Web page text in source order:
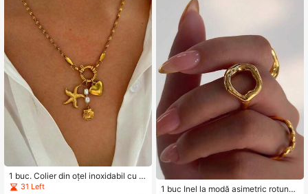
1 buc. Colier din oțel inoxidabil cu p
erle artificiale pentru stea de mare ș
31 Left
1 buc Inel la modă asimetric rotund